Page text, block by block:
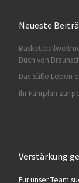
Neueste
Buch von
Das Süße Leben
Ihr Fahrplan zur
Verstärkung
Für unser Team